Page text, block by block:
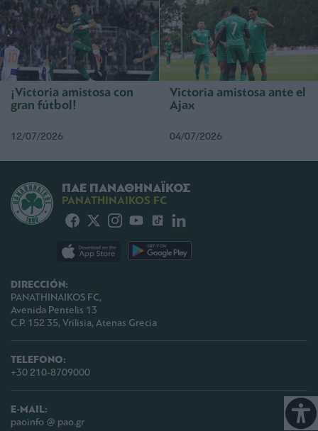
¡Victoria amistosa con
gran fútbol!
12/07/2026
Victoria amistosa ante el
Ajax
04/07/2026
DIRECCIÓN:
PANATHINAIKOS FC,
Avenida Pentelis 13
C.P. 152 35, Vrilisia, Atenas Grecia
TELEFONO:
+30 210-8709000
E-MAIL:
paoinfo @ pao.gr
ΠΑΕ ΠΑΝΑΘΗΝΑΪΚΟΣ
PANATHINAIKOS FC